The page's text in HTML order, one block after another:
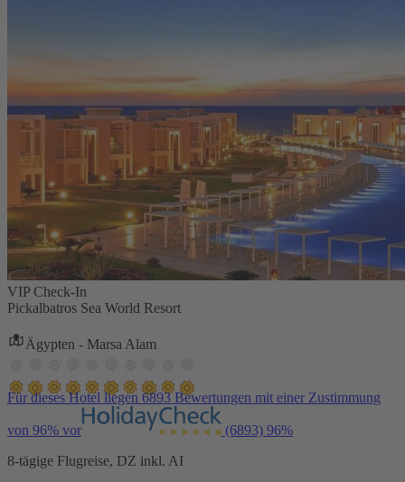
VIP Check-In
Pickalbatros Sea World Resort
Ägypten - Marsa Alam
Für dieses Hotel liegen 6893 Bewertungen mit einer Zustimmung
von 96% vor (6893) 96%
8-tägige Flugreise, DZ inkl. AI